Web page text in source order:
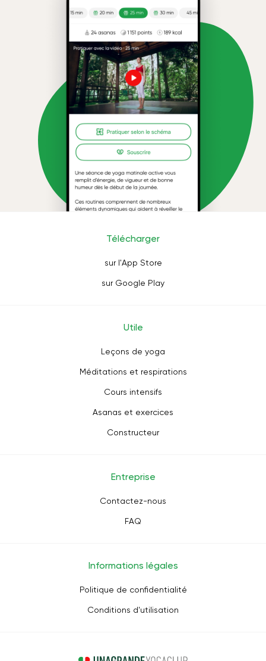
Télécharger
sur l'App Store
sur Google Play
Utile
Leçons de yoga
Méditations et respirations
Cours intensifs
Asanas et exercices
Constructeur
Entreprise
Contactez-nous
FAQ
Informations légales
Politique de confidentialité
Conditions d'utilisation